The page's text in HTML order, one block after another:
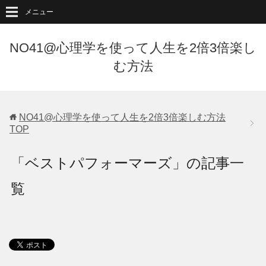
NO41@心理学を使って人生を2倍3倍楽し
む方法
メニュー
NO41@心理学を使って人生を2倍3倍楽しむ方法
TOP
「ベストパフォーマーズ」の記事一
覧